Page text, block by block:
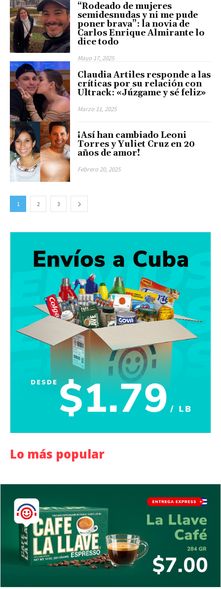
“Rodeado de mujeres
semidesnudas y ni me pude
poner brava”: la novia de
Carlos Enrique Almirante lo
dice todo
Mayo 17, 2025
Claudia Artiles responde a las
críticas por su relación con
Ultrack: «Júzgame y sé feliz»
Marzo 11, 2025
¡Así han cambiado Leoni
Torres y Yuliet Cruz en 20
años de amor!
Febrero 20, 2025
1 2 3
Lo más popular